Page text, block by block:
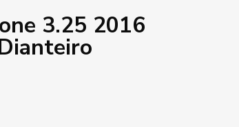
3.25 2016